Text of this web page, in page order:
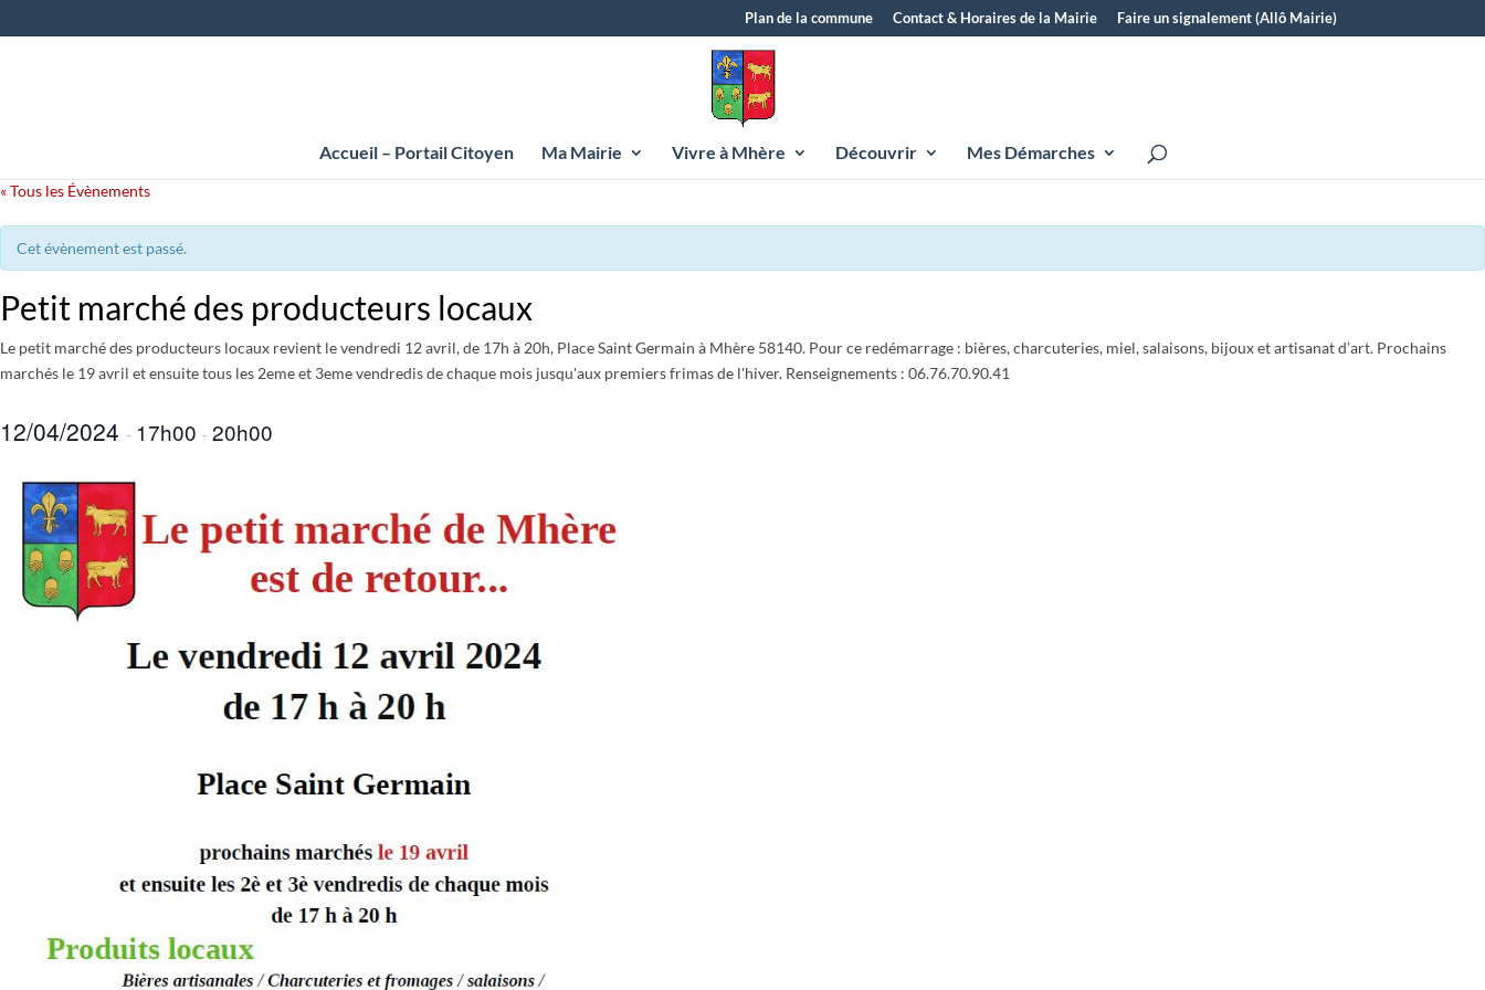
Plan de la commune Contact & Horaires de la Mairie Faire un signalement (Allô Mairie)
Accueil – Portail Citoyen Ma Mairie Vivre à Mhère Découvrir Mes Démarches
« Tous les Évènements
Cet évènement est passé.
Petit marché des producteurs locaux
Le petit marché des producteurs locaux revient le vendredi 12 avril, de 17h à 20h, Place Saint Germain à Mhère 58140. Pour ce redémarrage : bières, charcuteries, miel, salaisons, bijoux et artisanat d’art. Prochains
marchés le 19 avril et ensuite tous les 2eme et 3eme vendredis de chaque mois jusqu'aux premiers frimas de l'hiver. Renseignements : 06.76.70.90.41
12/04/2024 - 17h00 - 20h00